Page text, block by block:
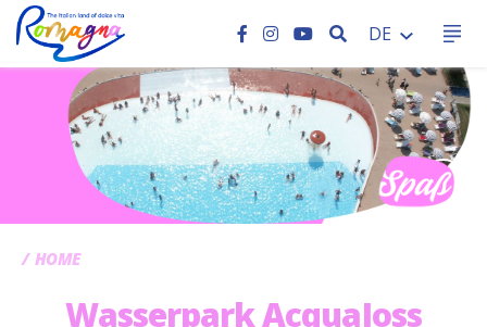
SEARCH
DE
CC
HOME
Wasserpark AcquaJoss